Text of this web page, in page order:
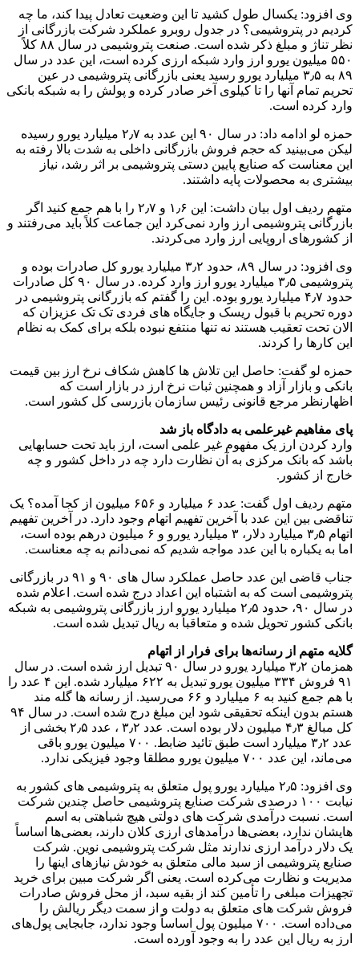
وی افزود: یکسال طول کشید تا این وضعیت تعادل پیدا کند، ما چه
کردیم در پتروشیمی؟ در جدول روبرو عملکرد شرکت بازرگانی از
نظر تناژ و مبلغ ذکر شده است. صنعت پتروشیمی در سال ۸۸ کلاً
۵۵۰ میلیون یورو ارز وارد شبکه ارزی کرده است، این عدد در سال
۸۹ به ۳٫۵ میلیارد یورو رسید یعنی بازرگانی پتروشیمی در عین
تحریم تمام آنها را تا کیلوی آخر صادر کرده و پولش را به شبکه بانکی
وارد کرده است.
حمزه لو ادامه داد: در سال ۹۰ این عدد به ۲٫۷ میلیارد یورو رسیده
لیکن می‌بینید که حجم فروش بازرگانی داخلی به شدت بالا رفته به
این معناست که صنایع پایین دستی پتروشیمی بر اثر رشد، نیاز
بیشتری به محصولات پایه داشتند.
متهم ردیف اول بیان داشت: این ۱٫۶ و ۲٫۷ را با هم جمع کنید اگر
بازرگانی پتروشیمی ارز وارد نمی‌کرد این جماعت کلاً باید می‌رفتند و
از کشورهای اروپایی ارز وارد می‌کردند.
وی افزود: در سال ۸۹، حدود ۳٫۲ میلیارد یورو کل صادرات بوده و
پتروشیمی ۳٫۵ میلیارد یورو ارز وارد کرده. در سال ۹۰ کل صادرات
حدود ۴٫۷ میلیارد یورو بوده. این را گفتم که بازرگانی پتروشیمی در
دوره تحریم با قبول ریسک و جایگاه های فردی تک تک عزیزان که
الان تحت تعقیب هستند نه تنها منتفع نبوده بلکه برای کمک به نظام
این کارها را کردند.
حمزه لو گفت: حاصل این تلاش ها کاهش شکاف نرخ ارز بین قیمت
بانکی و بازار آزاد و همچنین ثبات نرخ ارز در بازار است که
اظهارنظر مرجع قانونی رئیس سازمان بازرسی کل کشور است.
پای مفاهیم غیرعلمی به دادگاه باز شد
وارد کردن ارز یک مفهوم غیر علمی است، ارز باید تحت حسابهایی
باشد که بانک مرکزی به آن نظارت دارد چه در داخل کشور و چه
خارج از کشور.
متهم ردیف اول گفت: عدد ۶ میلیارد و ۶۵۶ میلیون از کجا آمده؟ یک
تناقضی بین این عدد با آخرین تفهیم اتهام وجود دارد. در آخرین تفهیم
اتهام ۳٫۵ میلیارد دلار، ۳ میلیارد یورو و ۶ میلیون درهم بوده است،
اما به یکباره با این عدد مواجه شدیم که نمی‌دانم به چه معناست.
جناب قاضی این عدد حاصل عملکرد سال های ۹۰ و ۹۱ در بازرگانی
پتروشیمی است که به اشتباه این اعداد درج شده است. اعلام شده
در سال ۹۰، حدود ۲٫۵ میلیارد یورو ارز بازرگانی پتروشیمی به شبکه
بانکی کشور تحویل شده و متعاقباً به ریال تبدیل شده است.
گلایه متهم از رسانه‌ها برای فرار از اتهام
همزمان ۳٫۲ میلیارد یورو در سال ۹۰ تبدیل ارز شده است. در سال
۹۱ فروش ۳۳۴ میلیون یورو تبدیل به ۶۲۲ میلیارد شده. این ۴ عدد را
با هم جمع کنید به ۶ میلیارد و ۶۶ می‌رسید. از رسانه ها گله مند
هستم بدون اینکه تحقیقی شود این مبلغ درج شده است. در سال ۹۴
کل مبالغ ۴٫۳ میلیون دلار بوده است. عدد ۳٫۲ ، عدد ۲٫۵ بخشی از
عدد ۳٫۲ میلیارد است طبق تائید ضابط. ۷۰۰ میلیون یورو باقی
می‌ماند، این عدد ۷۰۰ میلیون یورو مطلقا وجود فیزیکی ندارد.
وی افزود: ۲٫۵ میلیارد یورو پول متعلق به پتروشیمی های کشور به
نیابت ۱۰۰ درصدی شرکت صنایع پتروشیمی حاصل چندین شرکت
است. نسبت درآمدی شرکت های دولتی هیچ شباهتی به اسم
هایشان ندارد، بعضی‌ها درآمدهای ارزی کلان دارند، بعضی‌ها اساساً
یک دلار درآمد ارزی ندارند مثل شرکت پتروشیمی نوین. شرکت
صنایع پتروشیمی از سبد مالی متعلق به خودش نیازهای اینها را
مدیریت و نظارت می‌کرده است. یعنی اگر شرکت مبین برای خرید
تجهیزات مبلغی را تأمین کند از بقیه سبد، از محل فروش صادرات
فروش شرکت های متعلق به دولت و از سمت دیگر ریالش را
می‌داده است. ۷۰۰ میلیون پول اساساً وجود ندارد، جابجایی پول‌های
ارز به ریال این عدد را به وجود آورده است.